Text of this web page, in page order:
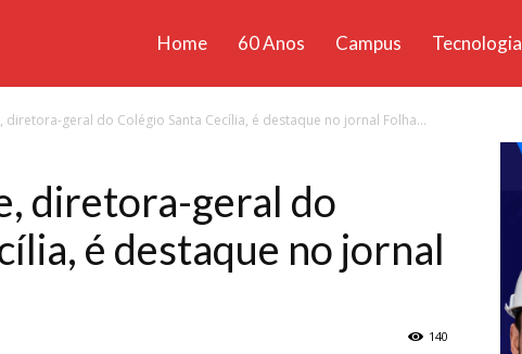
Unisanta
Home 60 Anos Campus Tecnologia
diretora-geral do Colégio Santa Cecília, é destaque no jornal Folha...
diretora-geral do
é destaque no jornal
140